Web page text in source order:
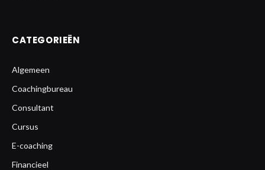
CATEGORIEËN
Algemeen
Coachingbureau
Consultant
Cursus
E-coaching
Financieel